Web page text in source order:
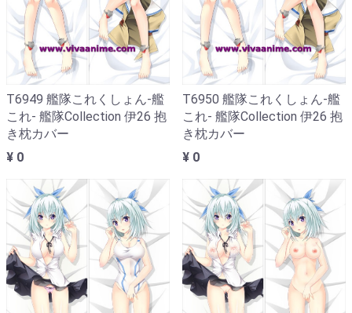
T6949 艦隊これくしょん-艦
これ- 艦隊Collection 伊26 抱
き枕カバー
¥ 0
T6950 艦隊これくしょん-艦
これ- 艦隊Collection 伊26 抱
き枕カバー
¥ 0